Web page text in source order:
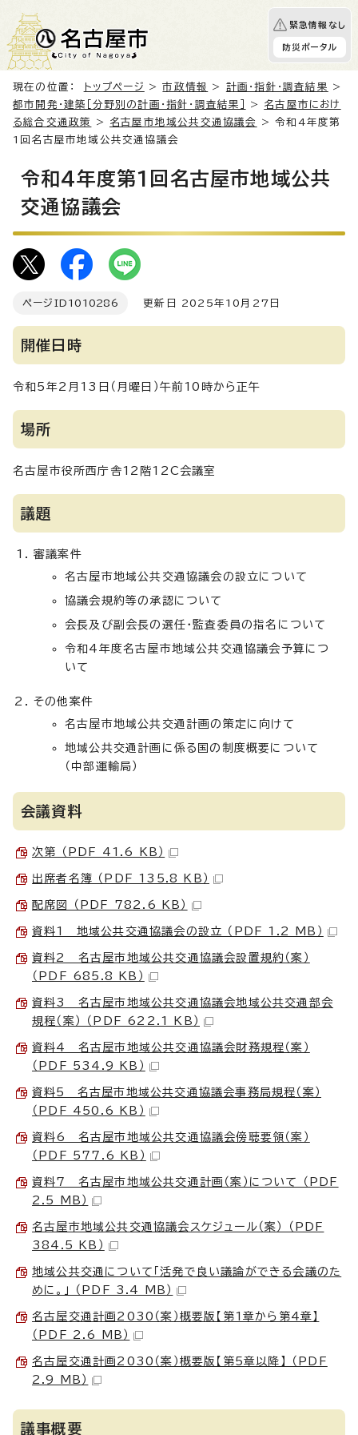
緊急情報なし
防災ポータル
現在の位置： トップページ >市政情報 > 計画・指針・調査結果
>
都市開発・建築［分野別の計画・指針・調査結果］
> 名古屋市におけ
る総合交通政策
> 名古屋市地域公共交通協議会
> 令和4年度第
1回名古屋市地域公共交通協議会
令和4年度第1回名古屋市地域公共
交通協議会
ページID 1010286 更新日 2025年10月27日
開催日時
令和5年2月13日（月曜日）午前10時から正午
場所
名古屋市役所西庁舎12階12C会議室
議題
審議案件
名古屋市地域公共交通協議会の設立について
協議会規約等の承認について
会長及び副会長の選任・監査委員の指名について
令和4年度名古屋市地域公共交通協議会予算につ
いて
その他案件
名古屋市地域公共交通計画の策定に向けて
地域公共交通計画に係る国の制度概要について
（中部運輸局）
会議資料
次第 （PDF 41.6 KB）
出席者名簿 （PDF 135.8 KB）
配席図 （PDF 782.6 KB）
資料1 地域公共交通協議会の設立 （PDF 1.2 MB）
資料2 名古屋市地域公共交通協議会設置規約（案）
（PDF 685.8 KB）
資料3 名古屋市地域公共交通協議会地域公共交通部会
規程（案） （PDF 622.1 KB）
資料4 名古屋市地域公共交通協議会財務規程（案）
（PDF 534.9 KB）
資料5 名古屋市地域公共交通協議会事務局規程（案）
（PDF 450.6 KB）
資料6 名古屋市地域公共交通協議会傍聴要領（案）
（PDF 577.6 KB）
資料7 名古屋市地域公共交通計画（案）について （PDF
2.5 MB）
名古屋市地域公共交通協議会スケジュール（案） （PDF
384.5 KB）
地域公共交通について「活発で良い議論ができる会議のた
めに。」 （PDF 3.4 MB）
名古屋交通計画2030（案）概要版【第1章から第4章】
（PDF 2.6 MB）
名古屋交通計画2030（案）概要版【第5章以降】 （PDF
2.9 MB）
議事概要